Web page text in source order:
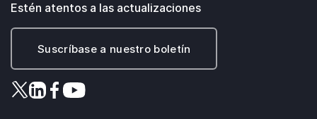
Estén atentos a las actualizaciones
Suscríbase a nuestro boletín